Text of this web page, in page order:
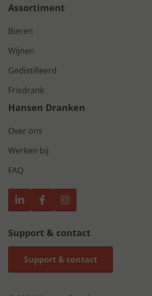
Assortiment
Bieren
Wijnen
Gedistilleerd
Frisdrank
Hansen Dranken
Over ons
Werken bij
FAQ
Support & contact
Support & contact